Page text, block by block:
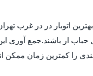
اتوبار در در غرب
حباب ار باشند.جمع آوری
را کمترین زمان ممکن